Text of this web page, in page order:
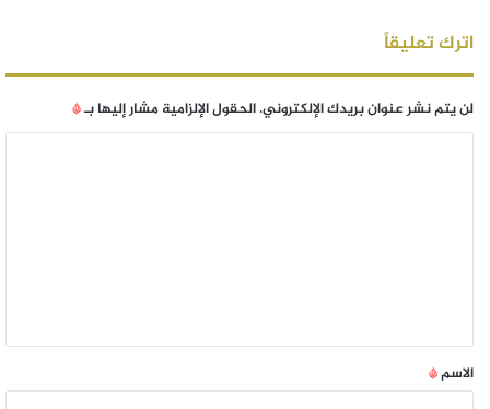
اترك تعليقاً
لن يتم نشر عنوان بريدك الإلكتروني.الحقول الإلزامية مشار إليها بـ*
الاسم*